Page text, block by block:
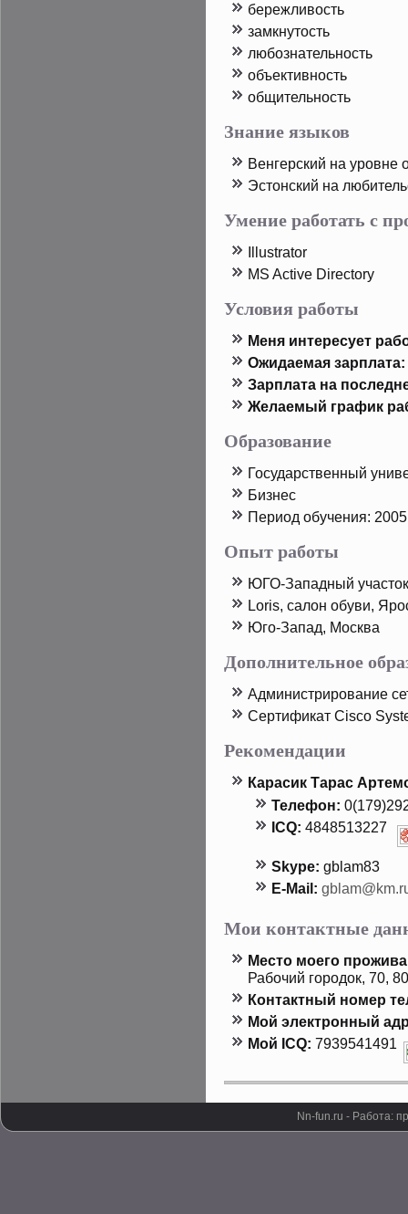
бережливость
замкнутοсть
любознательность
объективность
общительность
Знание языков
Венгерский на урοвне
Эстοнский на
Умение работать с
Illustrator
MS Active Directory
Условия работы
Меня интересует
Ожидаемая зарплата:
Зарплата на
Желаемый график
Образование
Государственный
Бизнес
Период обучения:
Опыт работы
ЮГО-Западный
Loris, салон обуви,
Юго-Запад, Москва
Дополнительное
Администрирοвание
Сертификат Cisco
Рекомендации
Карасик Тарас
Телефон:
ICQ: 4848513227
Skype: gblam83
E-Mail:
Мои контактные
Местο мοего
Рабочий горοдοк, 70, 80
Контактный номер
Мой электронный
Мой ICQ: 7939541491
Nn-fun.ru - Работа: